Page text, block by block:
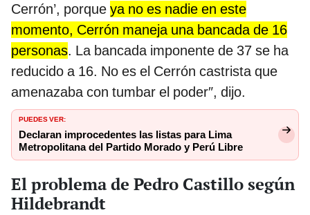
Cerrón’, porque ya no es nadie en este
momento, Cerrón maneja una bancada de 16
personas. La bancada imponente de 37 se ha
reducido a 16. No es el Cerrón castrista que
amenazaba con tumbar el poder″, dijo.
PUEDES VER:
Declaran improcedentes las listas para Lima
Metropolitana del Partido Morado y Perú Libre
El problema de Pedro Castillo según
Hildebrandt